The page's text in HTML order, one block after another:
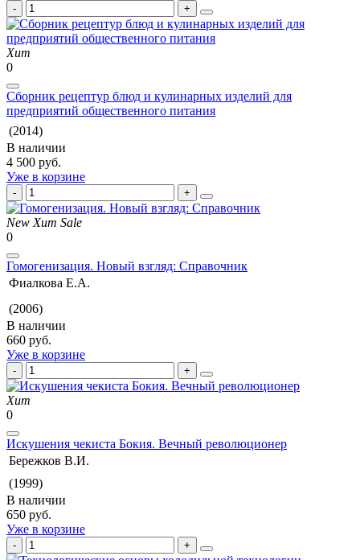
Хит
0
Сборник рецептур блюд и кулинарных изделий для
предприятий общественного питания
(2014)
В наличии
4 500 руб.
Уже в корзине
New Хит Sale
0
Гомогенизация. Новый взгляд: Справочник
Фиалкова Е.А.
(2006)
В наличии
660 руб.
Уже в корзине
Хит
0
Искушения чекиста Бокия. Вечный революционер
Бережков В.И.
(1999)
В наличии
650 руб.
Уже в корзине